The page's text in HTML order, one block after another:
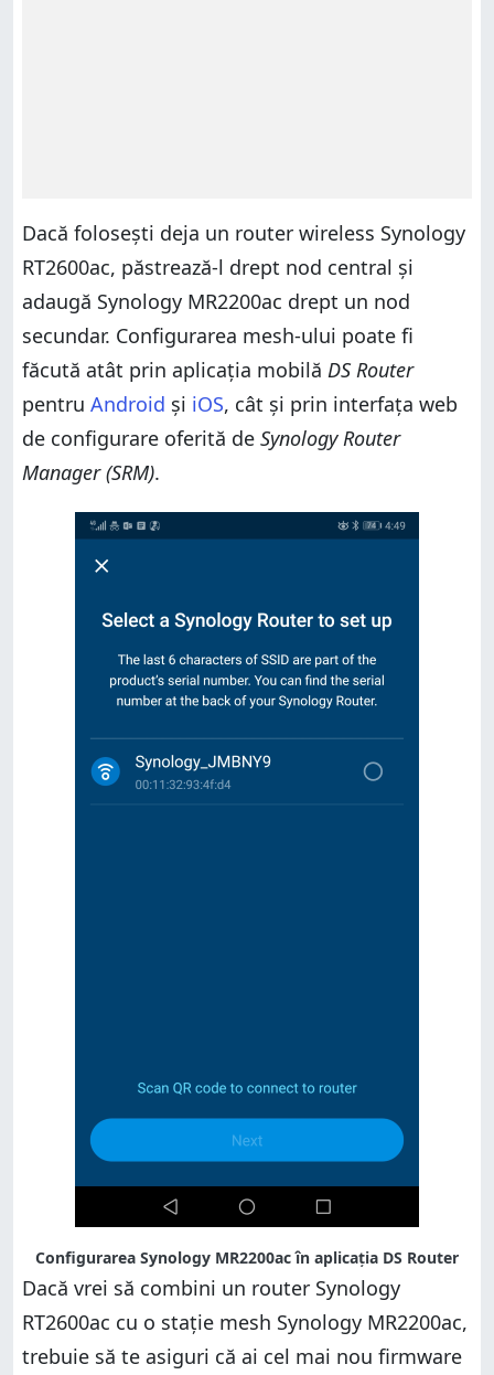
Dacă folosești deja un router wireless Synology
RT2600ac, păstrează-l drept nod central și
adaugă Synology MR2200ac drept un nod
secundar. Configurarea mesh-ului poate fi
făcută atât prin aplicația mobilă DS Router
pentru Android și iOS, cât și prin interfața web
de configurare oferită de Synology Router
Manager (SRM).
Configurarea Synology MR2200ac în aplicația DS Router
Dacă vrei să combini un router Synology
RT2600ac cu o stație mesh Synology MR2200ac,
trebuie să te asiguri că ai cel mai nou firmware